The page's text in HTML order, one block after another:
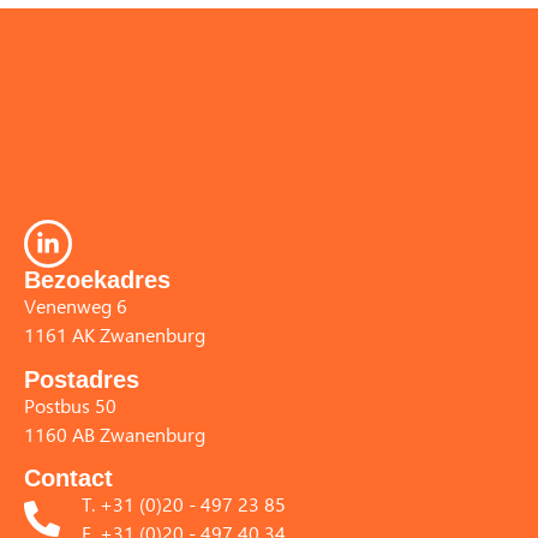
Bezoekadres
Venenweg 6
1161 AK Zwanenburg
Postadres
Postbus 50
1160 AB Zwanenburg
Contact
T. +31 (0)20 - 497 23 85
F. +31 (0)20 - 497 40 34